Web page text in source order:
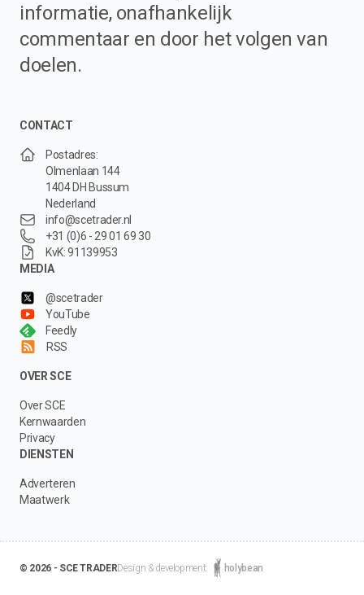
informatie, onafhankelijk
commentaar en door het volgen van
doelen.
CONTACT
Postadres:
Olmenlaan 144
1404 DH Bussum
Nederland
info@scetrader.nl
+31 (0)6 - 29 01 69 30
KvK: 91139953
MEDIA
@scetrader
YouTube
Feedly
RSS
OVER SCE
Over SCE
Kernwaarden
Privacy
DIENSTEN
Adverteren
Maatwerk
© 2026 - SCE TRADERDesign & development: holybean